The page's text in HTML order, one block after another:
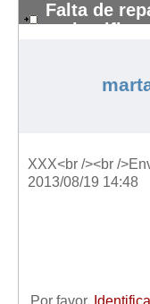
Modelos de
Requerimientos y
Legislación sobre
Legislación sobre
Falta de
no justifica
XXX<br /><br /
2013/08/19 14:48